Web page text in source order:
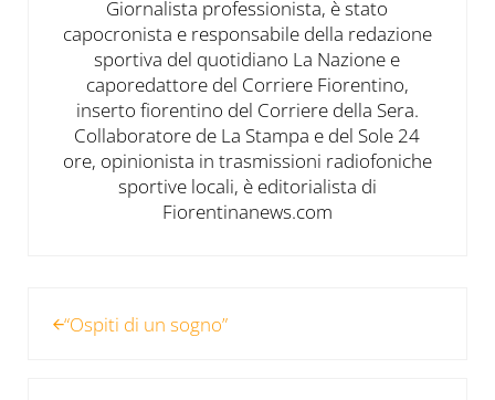
Giornalista professionista, è stato
capocronista e responsabile della redazione
sportiva del quotidiano La Nazione e
caporedattore del Corriere Fiorentino,
inserto fiorentino del Corriere della Sera.
Collaboratore de La Stampa e del Sole 24
ore, opinionista in trasmissioni radiofoniche
sportive locali, è editorialista di
Fiorentinanews.com
“Ospiti di un sogno”